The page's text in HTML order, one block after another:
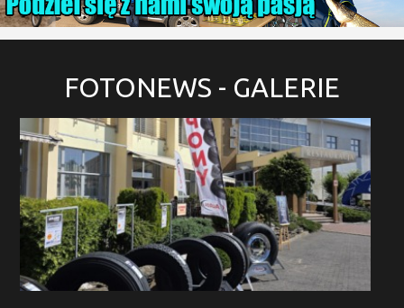
FOTONEWS - GALERIE